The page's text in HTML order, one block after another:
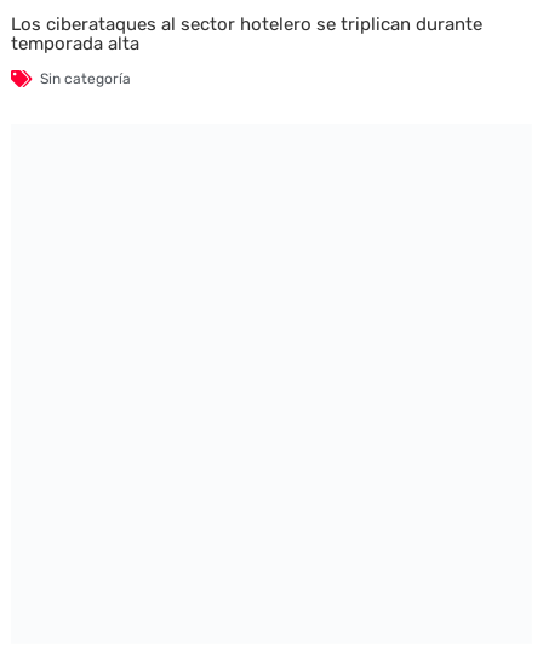
Los ciberataques al sector hotelero se triplican durante
temporada alta
Sin categoría